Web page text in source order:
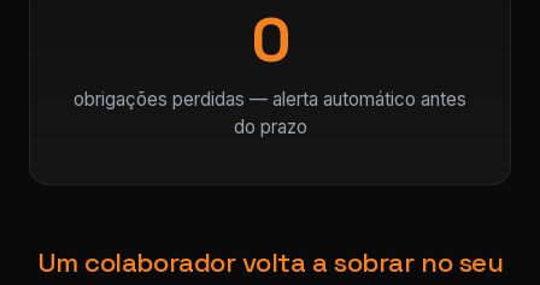
0
obrigações perdidas — alerta automático antes
do prazo
Um colaborador volta a sobrar no seu